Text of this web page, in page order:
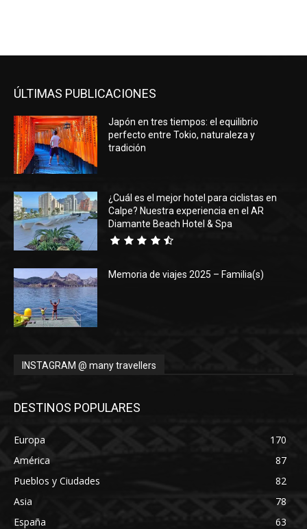
ÚLTIMAS PUBLICACIONES
Japón en tres tiempos: el equilibrio
perfecto entre Tokio, naturaleza y
tradición
¿Cuál es el mejor hotel para ciclistas en
Calpe? Nuestra experiencia en el AR
Diamante Beach Hotel & Spa
Memoria de viajes 2025 – Familia(s)
INSTAGRAM @ many travellers
DESTINOS POPULARES
Europa
170
América
87
Pueblos y Ciudades
82
Asia
78
España
63